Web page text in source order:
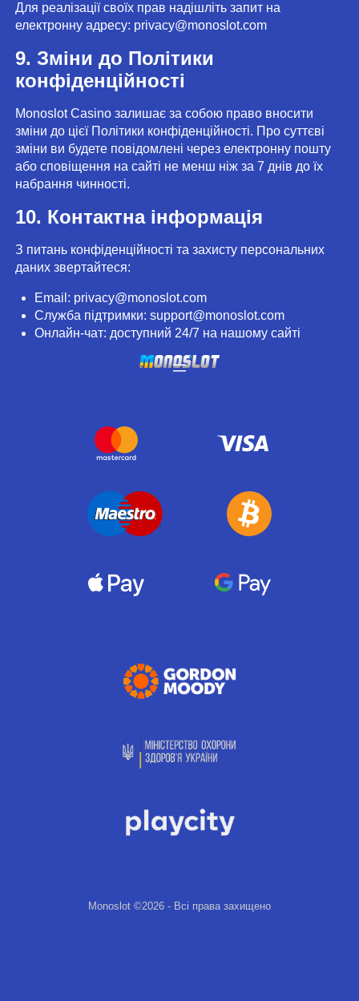
Для реалізації своїх прав надішліть запит на
електронну адресу: privacy@monoslot.com
9. Зміни до Політики
конфіденційності
Monoslot Casino залишає за собою право вносити
зміни до цієї Політики конфіденційності. Про суттєві
зміни ви будете повідомлені через електронну пошту
або сповіщення на сайті не менш ніж за 7 днів до їх
набрання чинності.
10. Контактна інформація
З питань конфіденційності та захисту персональних
даних звертайтеся:
Email: privacy@monoslot.com
Служба підтримки: support@monoslot.com
Онлайн-чат: доступний 24/7 на нашому сайті
Monoslot ©2026 - Всі права захищено